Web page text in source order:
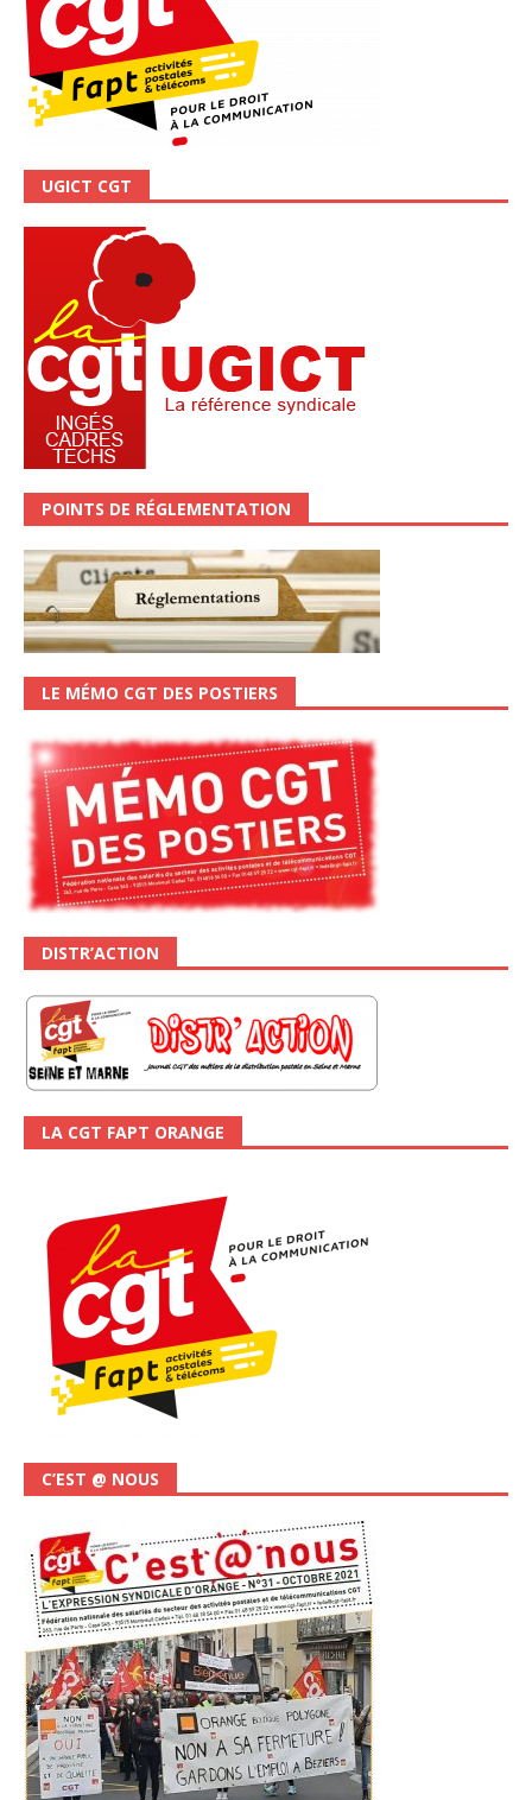
UGICT CGT
POINTS DE RÉGLEMENTATION
LE MÉMO CGT DES POSTIERS
DISTR’ACTION
LA CGT FAPT ORANGE
C’EST @ NOUS